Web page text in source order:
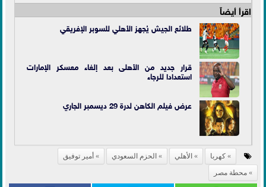
اقرأ أيضاً
طلائع الجيش يُجهز الأهلي للسوبر الإفريقي
قرار جديد من الأهلى بعد إلغاء معسكر الإمارات
استعدادا للرجاء
عرض فيلم الكاهن لدرة 29 ديسمبر الجاري
كهربا الأهلي الحزم السعودي
أمير توفيق
محطة مصر